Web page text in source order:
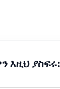
እዚህ ያስፍሩ: